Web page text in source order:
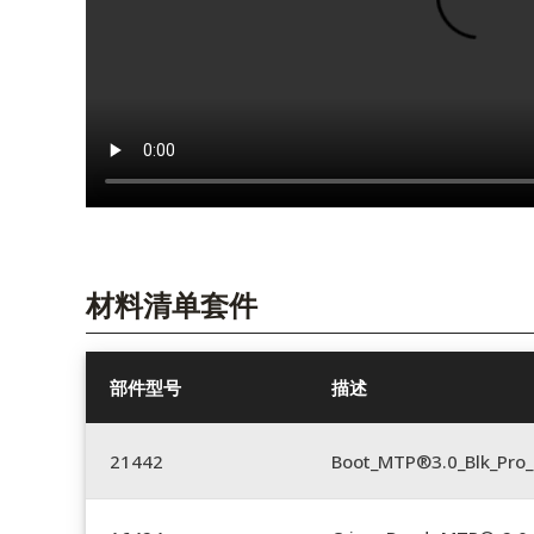
材料清单套件
部件型号 描述
21442